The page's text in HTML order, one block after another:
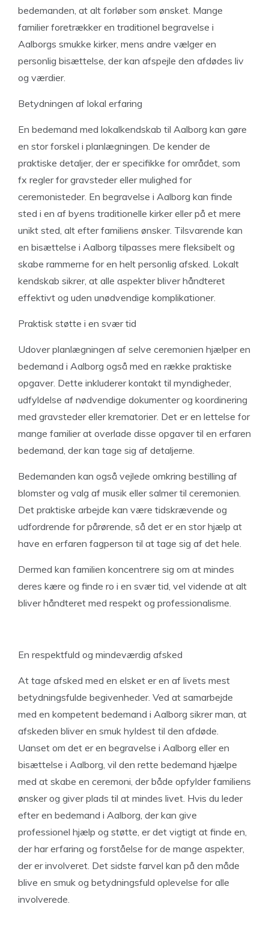
bedemanden, at alt forløber som ønsket. Mange
familier foretrækker en traditionel begravelse i
Aalborgs smukke kirker, mens andre vælger en
personlig bisættelse, der kan afspejle den afdødes liv
og værdier.
Betydningen af lokal erfaring
En bedemand med lokalkendskab til Aalborg kan gøre
en stor forskel i planlægningen. De kender de
praktiske detaljer, der er specifikke for området, som
fx regler for gravsteder eller mulighed for
ceremonisteder. En begravelse i Aalborg kan finde
sted i en af byens traditionelle kirker eller på et mere
unikt sted, alt efter familiens ønsker. Tilsvarende kan
en bisættelse i Aalborg tilpasses mere fleksibelt og
skabe rammerne for en helt personlig afsked. Lokalt
kendskab sikrer, at alle aspekter bliver håndteret
effektivt og uden unødvendige komplikationer.
Praktisk støtte i en svær tid
Udover planlægningen af selve ceremonien hjælper en
bedemand i Aalborg også med en række praktiske
opgaver. Dette inkluderer kontakt til myndigheder,
udfyldelse af nødvendige dokumenter og koordinering
med gravsteder eller krematorier. Det er en lettelse for
mange familier at overlade disse opgaver til en erfaren
bedemand, der kan tage sig af detaljerne.
Bedemanden kan også vejlede omkring bestilling af
blomster og valg af musik eller salmer til ceremonien.
Det praktiske arbejde kan være tidskrævende og
udfordrende for pårørende, så det er en stor hjælp at
have en erfaren fagperson til at tage sig af det hele.
Dermed kan familien koncentrere sig om at mindes
deres kære og finde ro i en svær tid, vel vidende at alt
bliver håndteret med respekt og professionalisme.
En respektfuld og mindeværdig afsked
At tage afsked med en elsket er en af livets mest
betydningsfulde begivenheder. Ved at samarbejde
med en kompetent bedemand i Aalborg sikrer man, at
afskeden bliver en smuk hyldest til den afdøde.
Uanset om det er en begravelse i Aalborg eller en
bisættelse i Aalborg, vil den rette bedemand hjælpe
med at skabe en ceremoni, der både opfylder familiens
ønsker og giver plads til at mindes livet. Hvis du leder
efter en bedemand i Aalborg, der kan give
professionel hjælp og støtte, er det vigtigt at finde en,
der har erfaring og forståelse for de mange aspekter,
der er involveret. Det sidste farvel kan på den måde
blive en smuk og betydningsfuld oplevelse for alle
involverede.